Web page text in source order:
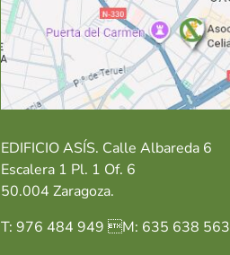
EDIFICIO ASÍS. Calle Albareda 6
Escalera 1 Pl. 1 Of. 6
50.004 Zaragoza.
T: 976 484 949 M: 635 638 563